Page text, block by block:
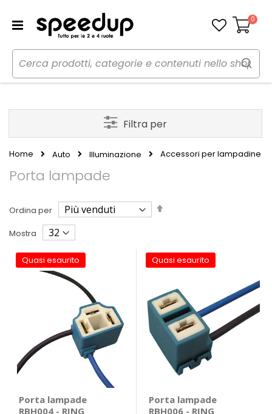
Carrello
0
Home Auto Illuminazione Accessori per lampadine
Porta lampade
Ordina per
Imposta
Mostra
Quasi esaurito
Porta lampade
RBH004 - RING
Quasi esaurito
Porta lampade
RBH006 - RING
Filtra per